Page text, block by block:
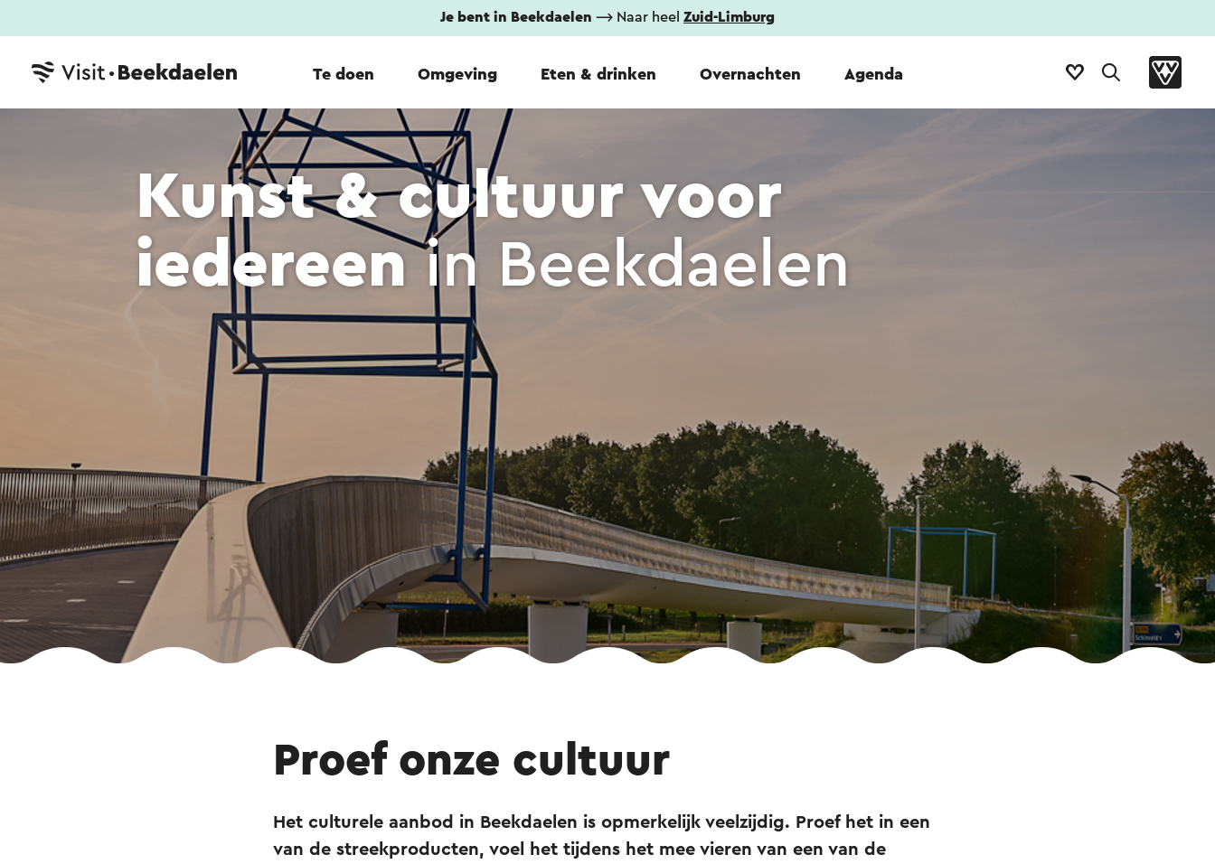
Je bent in Beekdaelen ⟶ Naar heel Zuid-Limburg
Te doen Omgeving Eten & drinken Overnachten Agenda
Kunst & cultuur voor
iedereenin Beekdaelen
Proef onze cultuur
Het culturele aanbod in Beekdaelen is opmerkelijk veelzijdig. Proef het in een
van de streekproducten, voel het tijdens het mee vieren van een van de